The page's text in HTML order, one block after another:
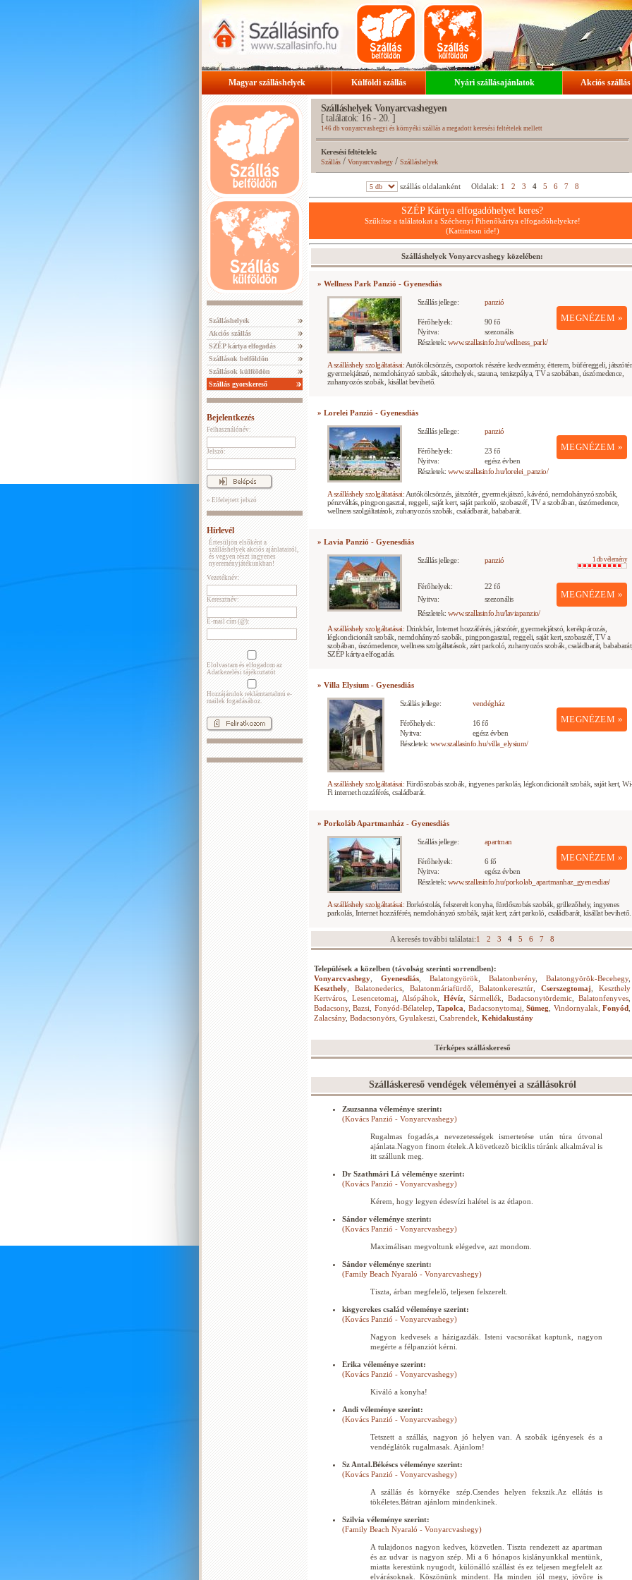
Magyar szálláshelyek Külföldi szállás Nyári szállásajánlatok Akciós szállás
Szálláshelyek
Akciós szállás
SZÉP kártya elfogadás
Szállások belföldön
Szállások külföldön
Szállás gyorskereső
Bejelentkezés
Felhasználónév:
Jelszó:
» Elfelejtett jelszó
Hírlevél
Értesüljön elsőként a
szálláshelyek akciós ajánlatairól,
és vegyen részt ingyenes
nyereményjátékunkban!
Vezetéknév:
Keresztnév:
E-mail cím (@):
Elolvastam és elfogadom az
Adatkezelési tájékoztatót
Hozzájárulok reklámtartalmú e-
mailek fogadásához.
Szálláshelyek Vonyarcvashegyen
[ találatok: 16 - 20. ]
146 db vonyarcvashegyi és környéki szállás a megadott keresési feltételek mellett
Keresési feltételek:
Szállás/ Vonyarcvashegy/Szálláshelyek
szállás oldalanként Oldalak: 1 2 3 4 5 6 7 8
SZÉP Kártya elfogadóhelyet keres?
Szűkítse a találatokat a Széchenyi Pihenőkártya elfogadóhelyekre!
(Kattintson ide!)
Szálláshelyek Vonyarcvashegy közelében:
» Wellness Park Panzió - Gyenesdiás
Szállás jellege: panzió
MEGNÉZEM »
Férőhelyek:
90 fő
Nyitva:
szezonális
Részletek: www.szallasinfo.hu/wellness_park/
A szálláshely szolgáltatásai: Autókölcsönzés, csoportok részére kedvezmény, étterem, büféreggeli,
gyermekjátszó, nemdohányzó szobák, sátorhelyek, szauna, teniszpálya, TV a szobában, úszómedence,
zuhanyozós szobák, kisállat bevihető.
» Lorelei Panzió - Gyenesdiás
Szállás jellege: panzió
MEGNÉZEM »
Férőhelyek:
23 fő
Nyitva:
egész évben
Részletek: www.szallasinfo.hu/lorelei_panzio/
A szálláshely szolgáltatásai: Autókölcsönzés, játszótér, gyermekjátszó, kávézó, nemdohányzó szobák,
pénzváltás, pingpongasztal, reggeli, saját kert, saját parkoló, szobaszéf, TV a szobában, úszómedence,
wellness szolgáltatások, zuhanyozós szobák, családbarát, bababarát.
» Lavia Panzió - Gyenesdiás
Szállás jellege: panzió 1 db vélemény
MEGNÉZEM »
Férőhelyek:
22 fő
Nyitva:
szezonális
Részletek: www.szallasinfo.hu/laviapanzio/
A szálláshely szolgáltatásai: Drinkbár, Internet hozzáférés, játszótér, gyermekjátszó, kerékpározás,
légkondicionált szobák, nemdohányzó szobák, pingpongasztal, reggeli, saját kert, szobaszéf, TV a
szobában, úszómedence, wellness szolgáltatások, zárt parkoló, zuhanyozós szobák, családbarát,
SZÉP kártya elfogadás.
» Villa Elysium - Gyenesdiás
Szállás jellege: vendégház
MEGNÉZEM »
Férőhelyek:
16 fő
Nyitva:
egész évben
Részletek: www.szallasinfo.hu/villa_elysium/
A szálláshely szolgáltatásai: Fürdőszobás szobák, ingyenes parkolás, légkondicionált szobák, saját kert,
Fi internet hozzáférés, családbarát.
» Porkoláb Apartmanház - Gyenesdiás
Szállás jellege: apartman
MEGNÉZEM »
Férőhelyek:
6 fő
Nyitva:
egész évben
Részletek: www.szallasinfo.hu/porkolab_apartmanhaz_gyenesdias/
A szálláshely szolgáltatásai: Borkóstolás, felszerelt konyha, fürdőszobás szobák, grillezőhely, ingyenes
parkolás, Internet hozzáférés, nemdohányzó szobák, saját kert, zárt parkoló, családbarát, kisállat bevihető.
A keresés további találatai:1 2 3 4 5 6 7 8
Települések a közelben (távolság szerinti sorrendben):
Vonyarcvashegy
Gyenesdiás Balatongyörök Balatonberény, Balatongyörök-Becehegy,
Keszthely
Balatonederics Balatonmáriafürdő Balatonkeresztúr Cserszegtomaj
Keszthely
Kertváros
Lesencetomaj Alsópáhok Hévíz,Sármellék ,Badacsonytördemic ,Balatonfenyves
Badacsony,Bazsi Fonyód-Bélatelep ,Tapolca Badacsonytomaj ,Sümeg Vindornyalak ,Fonyód
Zalacsány, Badacsonyörs Gyulakeszi Csabrendek Kehidakustány
Térképes szálláskereső
Szálláskereső vendégek véleményei a szállásokról
Zsuzsanna véleménye szerint:
(Kovács Panzió - Vonyarcvashegy)
Rugalmas fogadás,a nevezetességek ismertetése után túra útvonal
ajánlata.Nagyon finom ételek.A következõ biciklis túránk alkalmával is
itt szállunk meg.
Dr Szathmári Lá véleménye szerint:
(Kovács Panzió - Vonyarcvashegy)
Kérem, hogy legyen édesvízi halétel is az étlapon.
Sándor véleménye szerint:
(Kovács Panzió - Vonyarcvashegy)
Maximálisan megvoltunk elégedve, azt mondom.
Sándor véleménye szerint:
(Family Beach Nyaraló - Vonyarcvashegy)
Tiszta, árban megfelelõ, teljesen felszerelt.
kisgyerekes család véleménye szerint:
(Kovács Panzió - Vonyarcvashegy)
Nagyon kedvesek a házigazdák. Isteni vacsorákat kaptunk, nagyon
megérte a félpanziót kérni.
Erika véleménye szerint:
(Kovács Panzió - Vonyarcvashegy)
Kiváló a konyha!
Andi véleménye szerint:
(Kovács Panzió - Vonyarcvashegy)
Tetszett a szállás, nagyon jó helyen van. A szobák igényesek és a
vendéglátók rugalmasak. Ajánlom!
Sz Antal.Békéscs véleménye szerint:
(Kovács Panzió - Vonyarcvashegy)
A szállás és környéke szép.Csendes helyen fekszik.Az ellátás is
tökéletes.Bátran ajánlom mindenkinek.
Szilvia véleménye szerint:
(Family Beach Nyaraló - Vonyarcvashegy)
A tulajdonos nagyon kedves, közvetlen. Tiszta rendezett az apartman
és az udvar is nagyon szép. Mi a 6 hónapos kislányunkkal mentünk,
miatta kerestünk nyugodt, különálló szállást és ez teljesen megfelelt az
elvárásoknak. Köszönünk mindent. Ha minden jól megy, jövõre is